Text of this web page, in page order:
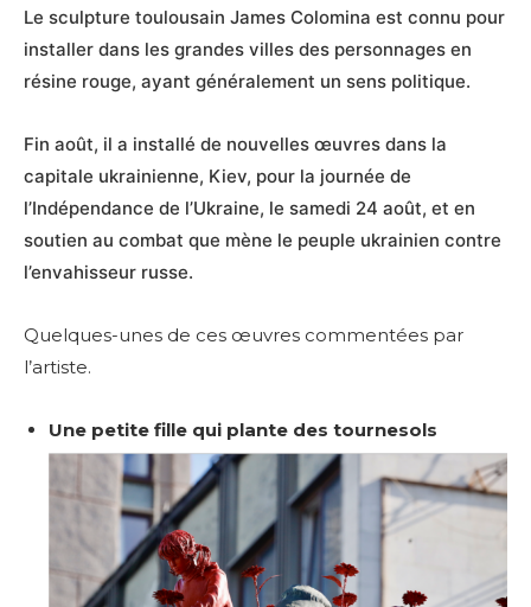
Le sculpture toulousain James Colomina est connu pour
installer dans les grandes villes des personnages en
résine rouge, ayant généralement un sens politique.
Fin août, il a installé de nouvelles œuvres dans la
capitale ukrainienne, Kiev, pour la journée de
l’Indépendance de l’Ukraine, le samedi 24 août, et en
soutien au combat que mène le peuple ukrainien contre
l’envahisseur russe.
Quelques-unes de ces œuvres commentées par
l’artiste.
Une petite fille qui plante des tournesols